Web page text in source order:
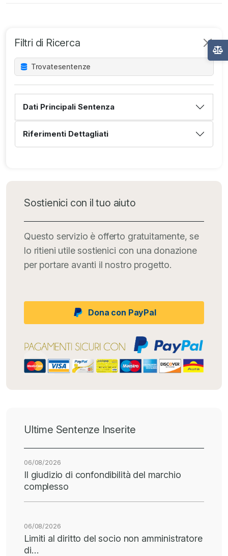
Filtri di Ricerca
Trovatesentenze
Dati Principali Sentenza
Riferimenti Dettagliati
Sostienici con il tuo aiuto
Questo servizio è offerto gratuitamente, se
lo ritieni utile sostienici con una donazione
per portare avanti il nostro progetto.
Dona con PayPal
Ultime Sentenze Inserite
06/08/2026
Il giudizio di confondibilità del marchio
complesso
06/08/2026
Limiti al diritto del socio non amministratore
di…